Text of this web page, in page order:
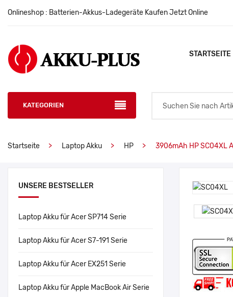
Onlineshop : Batterien-Akkus-Ladegeräte Kaufen Jetzt Online
STARTSEITE
KATEGORIEN
Startseite Laptop Akku HP 3906mAh HP SC04XL
UNSERE BESTSELLER
Laptop Akku für Acer SP714 Serie
Laptop Akku für Acer S7-191 Serie
Laptop Akku für Acer EX251 Serie
Laptop Akku für Apple MacBook Air Serie